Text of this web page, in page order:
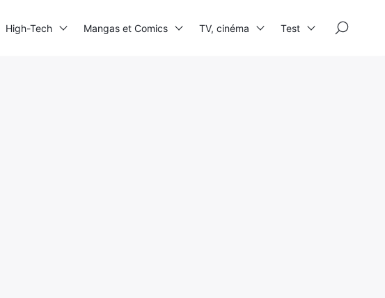
High-Tech Mangas et Comics TV, cinéma Test